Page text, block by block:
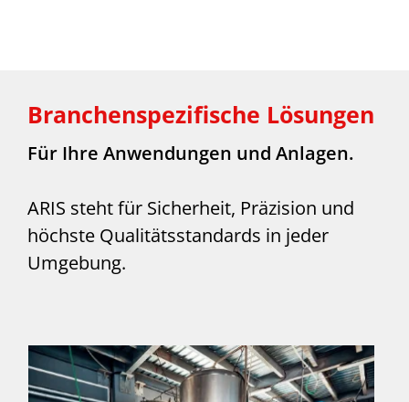
Branchenspezifische Lösungen
Für Ihre Anwendungen und Anlagen.
ARIS steht für Sicherheit, Präzision und
höchste Qualitätsstandards in jeder
Umgebung.